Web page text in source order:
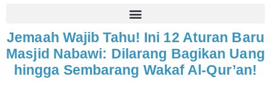
Jemaah Wajib Tahu! Ini 12 Aturan Baru
Masjid Nabawi: Dilarang Bagikan Uang
hingga Sembarang Wakaf Al-Qur’an!